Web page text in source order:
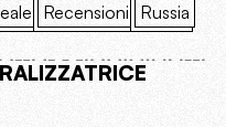
Recensioni Russia